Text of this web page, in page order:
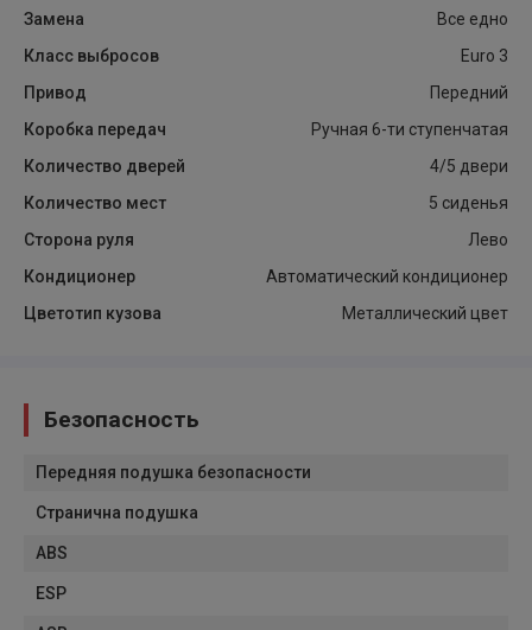
Замена
Все едно
Класс выбросов
Euro 3
Привод
Передний
Коробка передач
Ручная 6-ти ступенчатая
Количество дверей
4/5 двери
Количество мест
5 сиденья
Сторона руля
Лево
Кондиционер
Автоматический кондиционер
Цветотип кузова
Металлический цвет
Безопасность
Передняя подушка безопасности
Странична подушка
ABS
ESP